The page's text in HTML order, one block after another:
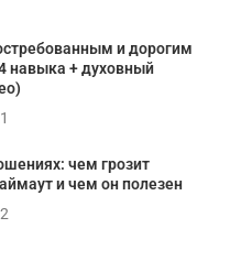
и дорогим
навыка + духовный
чем грозит
и чем он полезен